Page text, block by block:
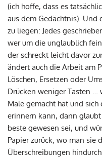
(ich hoffe, dass es
aus dem Gedächtnis). Und
zu liegen: Jedes
wer um die unglaublich
der schreckt leicht davor
ändert auch die Arbeit am
Löschen, Ersetzen oder
Drücken weniger Tasten …
Male gemacht hat und
erinnern kann, dann
beste gewesen sei, und
Papier zurück, wo man sie
Überschreibungen